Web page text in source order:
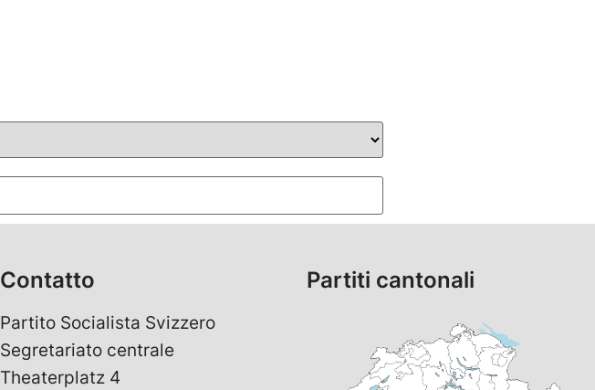
Contatto
Partito Socialista Svizzero
Segretariato centrale
Theaterplatz 4
Partiti cantonali